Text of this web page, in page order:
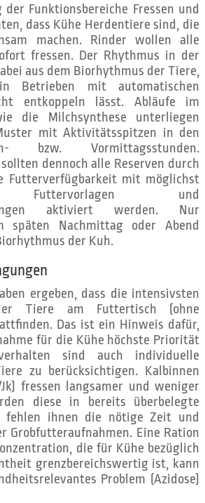
Funktionsbereiche Fressen und
dass Kühe Herdentiere sind, die
machen. Rinder wollen alle
fressen. Der Rhythmus in der
aus dem Biorhythmus der Tiere,
Betrieben mit automatischen
entkoppeln lässt. Abläufe im
die Milchsynthese unterliegen
mit Aktivitätsspitzen in den
bzw. Vormittagsstunden.
dennoch alle Reserven durch
Futterverfügbarkeit mit möglichst
Futtervorlagen und
aktiviert werden. Nur
späten Nachmittag oder Abend
der Kuh.
ergeben, dass die intensivsten
Tiere am Futtertisch (ohne
Das ist ein Hinweis dafür,
für die Kühe höchste Priorität
sind auch individuelle
zu berücksichtigen. Kalbinnen
fressen langsamer und weniger
diese in bereits überbelegte
fehlen ihnen die nötige Zeit und
Grobfutteraufnahmen. Eine Ration
die für Kühe bezüglich
grenzbereichswertig ist, kann
Problem (Azidose)